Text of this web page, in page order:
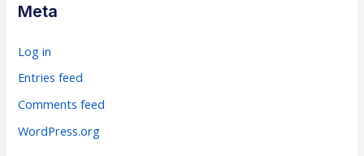
r
i
Meta
Log in
Entries feed
Comments feed
WordPress.org